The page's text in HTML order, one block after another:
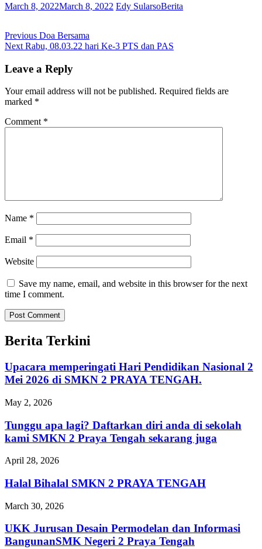
March 8, 2022March 8, 2022 Edy SularsoBerita
Post
navigation
Previous Previous
post:
Doa Bersama
Next Next
Rabu, 08.03.22 hari Ke-3 PTS dan PAS
Leave a Reply
Your email address will not be published. Required fields are
marked *
Comment *
Name *
Email *
Website
Save my name, email, and website in this browser for the next
time I comment.
Berita Terkini
Upacara memperingati Hari Pendidikan Nasional 2
Mei 2026 di SMKN 2 PRAYA TENGAH.
May 2, 2026
Tunggu apa lagi? Daftarkan diri anda di sekolah
kami SMKN 2 Praya Tengah sekarang juga
April 28, 2026
Halal Bihalal SMKN 2 PRAYA TENGAH
March 30, 2026
UKK Jurusan Desain Permodelan dan Informasi
BangunanSMK Negeri 2 Praya Tengah